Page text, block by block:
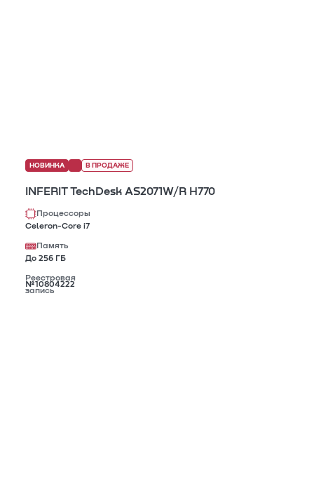
НОВИНКА В ПРОДАЖЕ
INFERIT TechDesk AS2071W/R H770
Процессоры
Celeron-Core i7
Память
До 256 ГБ
Реестровая
запись
№10804222